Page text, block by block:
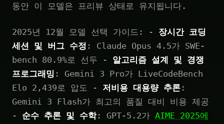
동안 이 모델은 프리뷰 상태로 유지됩니다.
2025년 12월 모델 선택 가이드: - 장시간 코딩
세션 및 버그 수정 : Claude Opus 4.5가 SWE-
bench 80.9%로 선두 - 알고리즘 설계 및 경쟁
프로그래밍 : Gemini 3 Pro가 LiveCodeBench
Elo 2,439로 압도 - 저비용 대용량 추론 :
Gemini 3 Flash가 최고의 품질 대비 비용 제공
- 순수 추론 및 수학: GPT-5.2가 AIME 2025에